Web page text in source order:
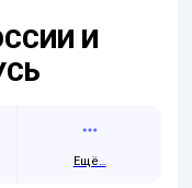
И
Ещё…